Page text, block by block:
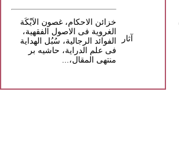
آثار
خزائن الاحکام، غصون الاَیْکَة
الغرویة فی الاصول الفقهیة،
الفوائد الرجالیة، سُبُل الهدایة
فی علم الدرایة، حاشیه بر
منتهی المقال،...